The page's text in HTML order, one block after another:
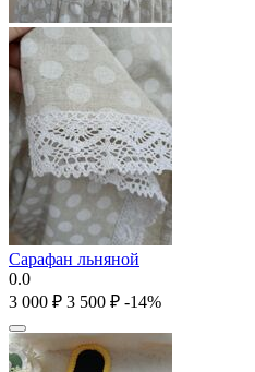
Сарафан льняной
0.0
3 000 ₽ 3 500 ₽ -14%